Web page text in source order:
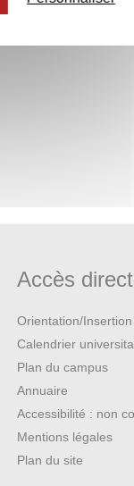
Accès
Orientation/Insertion
Calendrier
Plan du campus
Annuaire
Accessibilité : non
Mentions légales
Plan du site